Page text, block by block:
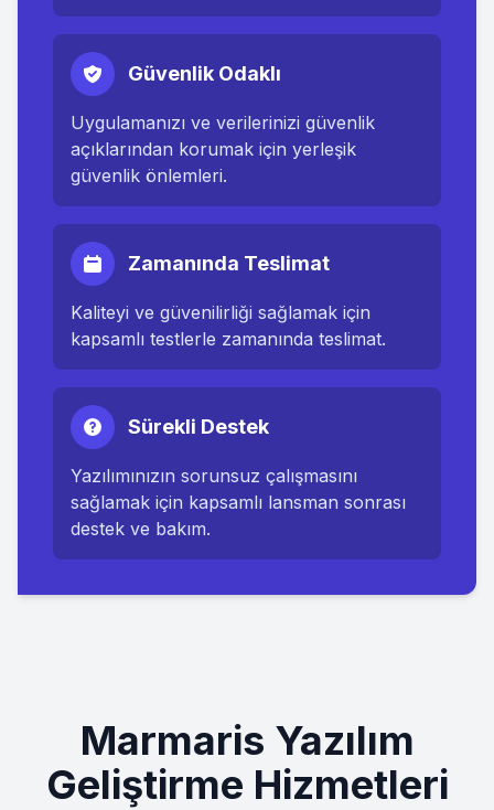
Güvenlik Odaklı
Uygulamanızı ve verilerinizi güvenlik
açıklarından korumak için yerleşik
güvenlik önlemleri.
Zamanında Teslimat
Kaliteyi ve güvenilirliği sağlamak için
kapsamlı testlerle zamanında teslimat.
Sürekli Destek
Yazılımınızın sorunsuz çalışmasını
sağlamak için kapsamlı lansman sonrası
destek ve bakım.
Marmaris Yazılım
Geliştirme Hizmetleri